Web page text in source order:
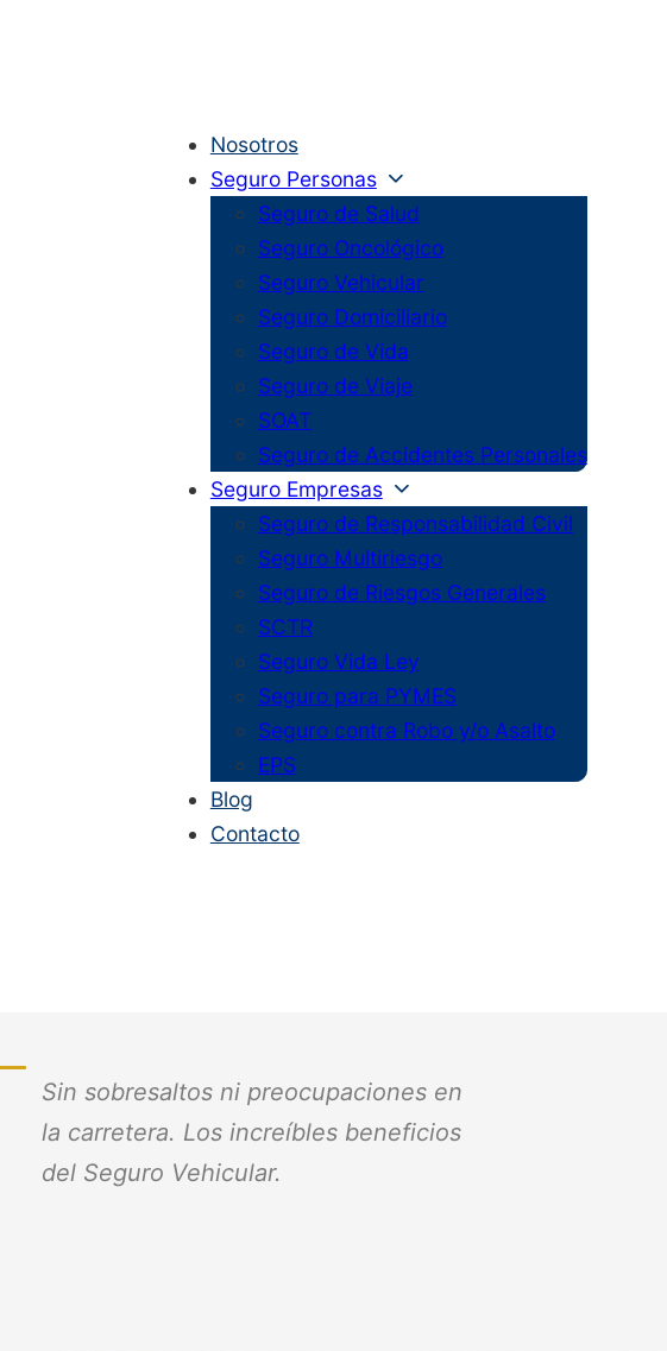
Nosotros
Seguro Personas
Seguro de Salud
Seguro Oncológico
Seguro Vehicular
Seguro Domiciliario
Seguro de Vida
Seguro de Viaje
SOAT
Seguro de Accidentes Personales
Seguro Empresas
Seguro de Responsabilidad Civil
Seguro Multiriesgo
Seguro de Riesgos Generales
SCTR
Seguro Vida Ley
Seguro para PYMES
Seguro contra Robo y/o Asalto
EPS
Blog
Contacto
Sin sobresaltos ni preocupaciones en
la carretera. Los increíbles beneficios
del Seguro Vehicular.